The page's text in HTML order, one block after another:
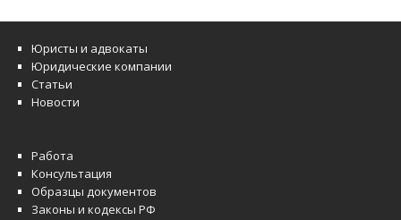
Юристы и адвокаты
Юридические компании
Статьи
Новости
Работа
Консультация
Образцы документов
Законы и кодексы РФ